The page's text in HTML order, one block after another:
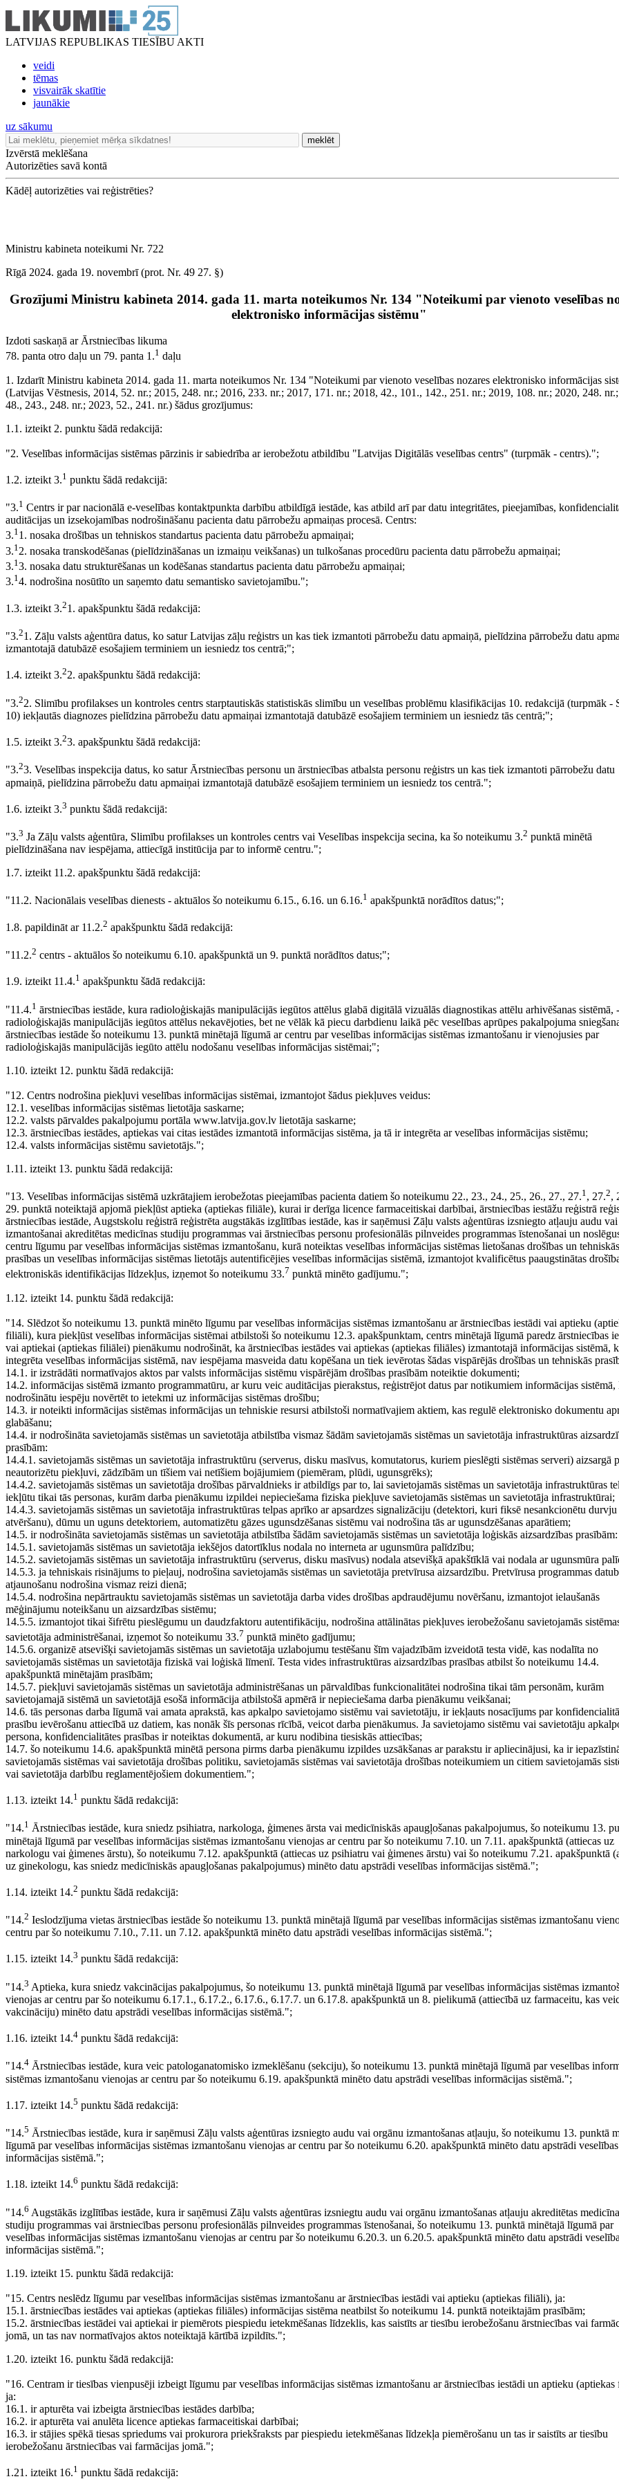
LATVIJAS REPUBLIKAS TIESĪBU AKTI
veidi
tēmas
visvairāk skatītie
jaunākie
uz sākumu
meklēt
Izvērstā meklēšana
Autorizēties savā kontā
Kādēļ autorizēties vai reģistrēties?
Ministru kabineta noteikumi Nr. 722
Rīgā 2024. gada 19. novembrī (prot. Nr. 49 27. §)
Grozījumi Ministru kabineta 2014. gada 11. marta noteikumos Nr. 134 "Noteikumi par vienoto veselības
elektronisko informācijas sistēmu"
Izdoti saskaņā ar Ārstniecības likuma
78. panta otro daļu un 79. panta 1.1 daļu
1. Izdarīt Ministru kabineta 2014. gada 11. marta noteikumos Nr. 134 "Noteikumi par vienoto veselības nozares elektronisko informācijas
(Latvijas Vēstnesis, 2014, 52. nr.; 2015, 248. nr.; 2016, 233. nr.; 2017, 171. nr.; 2018, 42., 101., 142., 251. nr.; 2019, 108. nr.; 2020, 248.
48., 243., 248. nr.; 2023, 52., 241. nr.) šādus grozījumus:
1.1. izteikt 2. punktu šādā redakcijā:
"2. Veselības informācijas sistēmas pārzinis ir sabiedrība ar ierobežotu atbildību "Latvijas Digitālās veselības centrs" (turpmāk - centrs).";
1.2. izteikt 3.1 punktu šādā redakcijā:
"3.1 Centrs ir par nacionālā e-veselības kontaktpunkta darbību atbildīgā iestāde, kas atbild arī par datu integritātes, pieejamības,
auditācijas un izsekojamības nodrošināšanu pacienta datu pārrobežu apmaiņas procesā. Centrs:
3.11. nosaka drošības un tehniskos standartus pacienta datu pārrobežu apmaiņai;
3.1 2. nosaka transkodēšanas (pielīdzināšanas un izmaiņu veikšanas) un tulkošanas procedūru pacienta datu pārrobežu apmaiņai;
3.13. nosaka datu strukturēšanas un kodēšanas standartus pacienta datu pārrobežu apmaiņai;
3.14. nodrošina nosūtīto un saņemto datu semantisko savietojamību.";
1.3. izteikt 3.21. apakšpunktu šādā redakcijā:
"3.21. Zāļu valsts aģentūra datus, ko satur Latvijas zāļu reģistrs un kas tiek izmantoti pārrobežu datu apmaiņā, pielīdzina pārrobežu datu
izmantotajā datubāzē esošajiem terminiem un iesniedz tos centrā;";
1.4. izteikt 3.22. apakšpunktu šādā redakcijā:
"3.22. Slimību profilakses un kontroles centrs starptautiskās statistiskās slimību un veselības problēmu klasifikācijas 10. redakcijā (turpmāk -
10) iekļautās diagnozes pielīdzina pārrobežu datu apmaiņai izmantotajā datubāzē esošajiem terminiem un iesniedz tās centrā;";
1.5. izteikt 3.23. apakšpunktu šādā redakcijā:
"3.23. Veselības inspekcija datus, ko satur Ārstniecības personu un ārstniecības atbalsta personu reģistrs un kas tiek izmantoti pārrobežu datu
apmaiņā, pielīdzina pārrobežu datu apmaiņai izmantotajā datubāzē esošajiem terminiem un iesniedz tos centrā.";
1.6. izteikt 3.3 punktu šādā redakcijā:
"3.3 Ja Zāļu valsts aģentūra, Slimību profilakses un kontroles centrs vai Veselības inspekcija secina, ka šo noteikumu 3.2 punktā minētā
pielīdzināšana nav iespējama, attiecīgā institūcija par to informē centru.";
1.7. izteikt 11.2. apakšpunktu šādā redakcijā:
"11.2. Nacionālais veselības dienests - aktuālos šo noteikumu 6.15., 6.16. un 6.16.1 apakšpunktā norādītos datus;";
1.8. papildināt ar 11.2.2 apakšpunktu šādā redakcijā:
"11.2.2 centrs - aktuālos šo noteikumu 6.10. apakšpunktā un 9. punktā norādītos datus;";
1.9. izteikt 11.4.1 apakšpunktu šādā redakcijā:
"11.4.1 ārstniecības iestāde, kura radioloģiskajās manipulācijās iegūtos attēlus glabā digitālā vizuālās diagnostikas attēlu arhivēšanas sistēmā, -
radioloģiskajās manipulācijās iegūtos attēlus nekavējoties, bet ne vēlāk kā piecu darbdienu laikā pēc veselības aprūpes pakalpojuma
ārstniecības iestāde šo noteikumu 13. punktā minētajā līgumā ar centru par veselības informācijas sistēmas izmantošanu ir vienojusies par
radioloģiskajās manipulācijās iegūto attēlu nodošanu veselības informācijas sistēmai;";
1.10. izteikt 12. punktu šādā redakcijā:
"12. Centrs nodrošina piekļuvi veselības informācijas sistēmai, izmantojot šādus piekļuves veidus:
12.1. veselības informācijas sistēmas lietotāja saskarne;
12.2. valsts pārvaldes pakalpojumu portāla www.latvija.gov.lv lietotāja saskarne;
12.3. ārstniecības iestādes, aptiekas vai citas iestādes izmantotā informācijas sistēma, ja tā ir integrēta ar veselības informācijas sistēmu;
12.4. valsts informācijas sistēmu savietotājs.";
1.11. izteikt 13. punktu šādā redakcijā:
"13. Veselības informācijas sistēmā uzkrātajiem ierobežotas pieejamības pacienta datiem šo noteikumu 22., 23., 24., 25., 26., 27., 27.1, 27.2,
29. punktā noteiktajā apjomā piekļūst aptieka (aptiekas filiāle), kurai ir derīga licence farmaceitiskai darbībai, ārstniecības iestāžu reģistrā
ārstniecības iestāde, Augstskolu reģistrā reģistrēta augstākās izglītības iestāde, kas ir saņēmusi Zāļu valsts aģentūras izsniegto atļauju audu
izmantošanai akreditētas medicīnas studiju programmas vai ārstniecības personu profesionālās pilnveides programmas īstenošanai un
centru līgumu par veselības informācijas sistēmas izmantošanu, kurā noteiktas veselības informācijas sistēmas lietošanas drošības un tehniskās
prasības un veselības informācijas sistēmas lietotājs autentificējies veselības informācijas sistēmā, izmantojot kvalificētus paaugstinātas
elektroniskās identifikācijas līdzekļus, izņemot šo noteikumu 33.7 punktā minēto gadījumu.";
1.12. izteikt 14. punktu šādā redakcijā:
"14. Slēdzot šo noteikumu 13. punktā minēto līgumu par veselības informācijas sistēmas izmantošanu ar ārstniecības iestādi vai aptieku
filiāli), kura piekļūst veselības informācijas sistēmai atbilstoši šo noteikumu 12.3. apakšpunktam, centrs minētajā līgumā paredz ārstniecības
vai aptiekai (aptiekas filiālei) pienākumu nodrošināt, ka ārstniecības iestādes vai aptiekas (aptiekas filiāles) izmantotajā informācijas sistēmā,
integrēta veselības informācijas sistēmā, nav iespējama masveida datu kopēšana un tiek ievērotas šādas vispārējās drošības un tehniskās
14.1. ir izstrādāti normatīvajos aktos par valsts informācijas sistēmu vispārējām drošības prasībām noteiktie dokumenti;
14.2. informācijas sistēmā izmanto programmatūru, ar kuru veic auditācijas pierakstus, reģistrējot datus par notikumiem informācijas sistēmā,
nodrošinātu iespēju novērtēt to ietekmi uz informācijas sistēmas drošību;
14.3. ir noteikti informācijas sistēmas informācijas un tehniskie resursi atbilstoši normatīvajiem aktiem, kas regulē elektronisko dokumentu
glabāšanu;
14.4. ir nodrošināta savietojamās sistēmas un savietotāja atbilstība vismaz šādām savietojamās sistēmas un savietotāja infrastruktūras
prasībām:
14.4.1. savietojamās sistēmas un savietotāja infrastruktūru (serverus, disku masīvus, komutatorus, kuriem pieslēgti sistēmas serveri) aizsargā
neautorizētu piekļuvi, zādzībām un tīšiem vai netīšiem bojājumiem (piemēram, plūdi, ugunsgrēks);
14.4.2. savietojamās sistēmas un savietotāja drošības pārvaldnieks ir atbildīgs par to, lai savietojamās sistēmas un savietotāja infrastruktūras
iekļūtu tikai tās personas, kurām darba pienākumu izpildei nepieciešama fiziska piekļuve savietojamās sistēmas un savietotāja infrastruktūrai;
14.4.3. savietojamās sistēmas un savietotāja infrastruktūras telpas aprīko ar apsardzes signalizāciju (detektori, kuri fiksē nesankcionētu
atvēršanu), dūmu un uguns detektoriem, automatizētu gāzes ugunsdzēšanas sistēmu vai nodrošina tās ar ugunsdzēšanas aparātiem;
14.5. ir nodrošināta savietojamās sistēmas un savietotāja atbilstība šādām savietojamās sistēmas un savietotāja loģiskās aizsardzības prasībām:
14.5.1. savietojamās sistēmas un savietotāja iekšējos datortīklus nodala no interneta ar ugunsmūra palīdzību;
14.5.2. savietojamās sistēmas un savietotāja infrastruktūru (serverus, disku masīvus) nodala atsevišķā apakštīklā vai nodala ar ugunsmūra
14.5.3. ja tehniskais risinājums to pieļauj, nodrošina savietojamās sistēmas un savietotāja pretvīrusa aizsardzību. Pretvīrusa programmas
atjaunošanu nodrošina vismaz reizi dienā;
14.5.4. nodrošina nepārtrauktu savietojamās sistēmas un savietotāja darba vides drošības apdraudējumu novēršanu, izmantojot ielaušanās
mēģinājumu noteikšanu un aizsardzības sistēmu;
14.5.5. izmantojot tikai šifrētu pieslēgumu un daudzfaktoru autentifikāciju, nodrošina attālinātas piekļuves ierobežošanu savietojamās
savietotāja administrēšanai, izņemot šo noteikumu 33.7 punktā minēto gadījumu;
14.5.6. organizē atsevišķi savietojamās sistēmas un savietotāja uzlabojumu testēšanu šīm vajadzībām izveidotā testa vidē, kas nodalīta no
savietojamās sistēmas un savietotāja fiziskā vai loģiskā līmenī. Testa vides infrastruktūras aizsardzības prasības atbilst šo noteikumu 14.4.
apakšpunktā minētajām prasībām;
14.5.7. piekļuvi savietojamās sistēmas un savietotāja administrēšanas un pārvaldības funkcionalitātei nodrošina tikai tām personām, kurām
savietojamajā sistēmā un savietotājā esošā informācija atbilstošā apmērā ir nepieciešama darba pienākumu veikšanai;
14.6. tās personas darba līgumā vai amata aprakstā, kas apkalpo savietojamo sistēmu vai savietotāju, ir iekļauts nosacījums par
prasību ievērošanu attiecībā uz datiem, kas nonāk šīs personas rīcībā, veicot darba pienākumus. Ja savietojamo sistēmu vai savietotāju
persona, konfidencialitātes prasības ir noteiktas dokumentā, ar kuru nodibina tiesiskās attiecības;
14.7. šo noteikumu 14.6. apakšpunktā minētā persona pirms darba pienākumu izpildes uzsākšanas ar parakstu ir apliecinājusi, ka ir
savietojamās sistēmas vai savietotāja drošības politiku, savietojamās sistēmas vai savietotāja drošības noteikumiem un citiem savietojamās
vai savietotāja darbību reglamentējošiem dokumentiem.";
1.13. izteikt 14.1 punktu šādā redakcijā:
"14.1 Ārstniecības iestāde, kura sniedz psihiatra, narkologa, ģimenes ārsta vai medicīniskās apaugļošanas pakalpojumus, šo noteikumu 13.
minētajā līgumā par veselības informācijas sistēmas izmantošanu vienojas ar centru par šo noteikumu 7.10. un 7.11. apakšpunktā (attiecas uz
narkologu vai ģimenes ārstu), šo noteikumu 7.12. apakšpunktā (attiecas uz psihiatru vai ģimenes ārstu) vai šo noteikumu 7.21. apakšpunktā
uz ginekologu, kas sniedz medicīniskās apaugļošanas pakalpojumus) minēto datu apstrādi veselības informācijas sistēmā.";
1.14. izteikt 14.2 punktu šādā redakcijā:
"14.2 Ieslodzījuma vietas ārstniecības iestāde šo noteikumu 13. punktā minētajā līgumā par veselības informācijas sistēmas izmantošanu
centru par šo noteikumu 7.10., 7.11. un 7.12. apakšpunktā minēto datu apstrādi veselības informācijas sistēmā.";
1.15. izteikt 14.3 punktu šādā redakcijā:
"14.3 Aptieka, kura sniedz vakcinācijas pakalpojumus, šo noteikumu 13. punktā minētajā līgumā par veselības informācijas sistēmas
vienojas ar centru par šo noteikumu 6.17.1., 6.17.2., 6.17.6., 6.17.7. un 6.17.8. apakšpunktā un 8. pielikumā (attiecībā uz farmaceitu, kas
vakcināciju) minēto datu apstrādi veselības informācijas sistēmā.";
1.16. izteikt 14.4 punktu šādā redakcijā:
"14.4 Ārstniecības iestāde, kura veic patologanatomisko izmeklēšanu (sekciju), šo noteikumu 13. punktā minētajā līgumā par veselības
sistēmas izmantošanu vienojas ar centru par šo noteikumu 6.19. apakšpunktā minēto datu apstrādi veselības informācijas sistēmā.";
1.17. izteikt 14.5 punktu šādā redakcijā:
"14.5 Ārstniecības iestāde, kura ir saņēmusi Zāļu valsts aģentūras izsniegto audu vai orgānu izmantošanas atļauju, šo noteikumu 13. punktā
līgumā par veselības informācijas sistēmas izmantošanu vienojas ar centru par šo noteikumu 6.20. apakšpunktā minēto datu apstrādi veselības
informācijas sistēmā.";
1.18. izteikt 14.6 punktu šādā redakcijā:
"14.6 Augstākās izglītības iestāde, kura ir saņēmusi Zāļu valsts aģentūras izsniegtu audu vai orgānu izmantošanas atļauju akreditētas
studiju programmas vai ārstniecības personu profesionālās pilnveides programmas īstenošanai, šo noteikumu 13. punktā minētajā līgumā par
veselības informācijas sistēmas izmantošanu vienojas ar centru par šo noteikumu 6.20.3. un 6.20.5. apakšpunktā minēto datu apstrādi
informācijas sistēmā.";
1.19. izteikt 15. punktu šādā redakcijā:
"15. Centrs neslēdz līgumu par veselības informācijas sistēmas izmantošanu ar ārstniecības iestādi vai aptieku (aptiekas filiāli), ja:
15.1. ārstniecības iestādes vai aptiekas (aptiekas filiāles) informācijas sistēma neatbilst šo noteikumu 14. punktā noteiktajām prasībām;
15.2. ārstniecības iestādei vai aptiekai ir piemērots piespiedu ietekmēšanas līdzeklis, kas saistīts ar tiesību ierobežošanu ārstniecības vai
jomā, un tas nav normatīvajos aktos noteiktajā kārtībā izpildīts.";
1.20. izteikt 16. punktu šādā redakcijā:
"16. Centram ir tiesības vienpusēji izbeigt līgumu par veselības informācijas sistēmas izmantošanu ar ārstniecības iestādi un aptieku
ja:
16.1. ir apturēta vai izbeigta ārstniecības iestādes darbība;
16.2. ir apturēta vai anulēta licence aptiekas farmaceitiskai darbībai;
16.3. ir stājies spēkā tiesas spriedums vai prokurora priekšraksts par piespiedu ietekmēšanas līdzekļa piemērošanu un tas ir saistīts ar tiesību
ierobežošanu ārstniecības vai farmācijas jomā.";
1.21. izteikt 16.1 punktu šādā redakcijā: